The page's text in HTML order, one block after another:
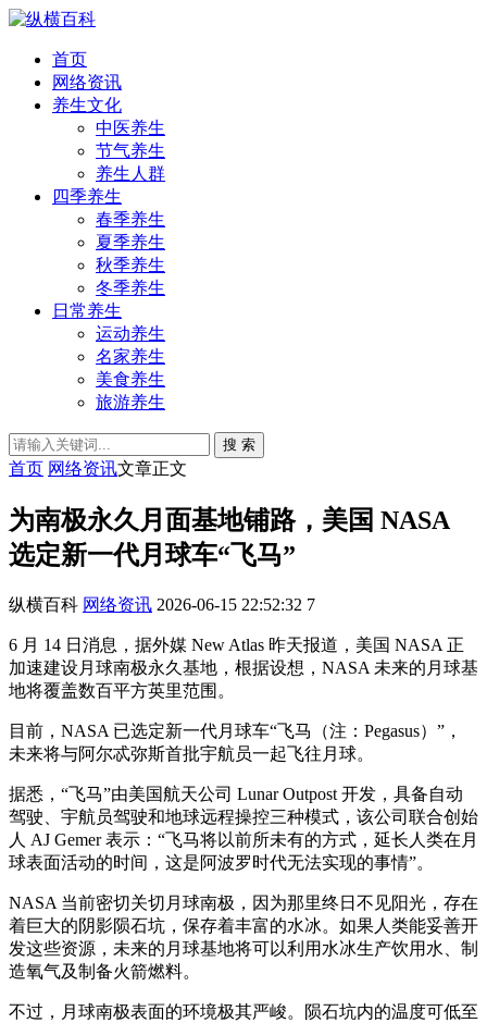
首页
网络资讯
养生文化
中医养生
节气养生
养生人群
四季养生
春季养生
夏季养生
秋季养生
冬季养生
日常养生
运动养生
名家养生
美食养生
旅游养生
搜 索
首页 网络资讯文章正文
为南极永久月面基地铺路，美国 NASA
选定新一代月球车“飞马”
纵横百科 网络资讯 2026-06-15 22:52:32 7
6 月 14 日消息，据外媒 New Atlas 昨天报道，美国 NASA 正
加速建设月球南极永久基地，根据设想，NASA 未来的月球基
地将覆盖数百平方英里范围。
目前，NASA 已选定新一代月球车“飞马（注：Pegasus）”，
未来将与阿尔忒弥斯首批宇航员一起飞往月球。
据悉，“飞马”由美国航天公司 Lunar Outpost 开发，具备自动
驾驶、宇航员驾驶和地球远程操控三种模式，该公司联合创始
人 AJ Gemer 表示：“飞马将以前所未有的方式，延长人类在月
球表面活动的时间，这是阿波罗时代无法实现的事情”。
NASA 当前密切关切月球南极，因为那里终日不见阳光，存在
着巨大的阴影陨石坑，保存着丰富的水冰。如果人类能妥善开
发这些资源，未来的月球基地将可以利用水冰生产饮用水、制
造氧气及制备火箭燃料。
不过，月球南极表面的环境极其严峻。陨石坑内的温度可低至